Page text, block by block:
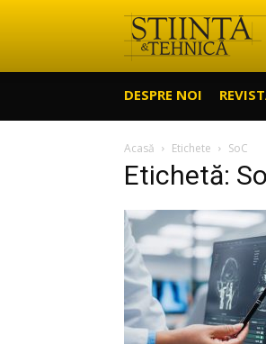
DESPRE NOI
Acasă Etichete SoC
Etichetă: